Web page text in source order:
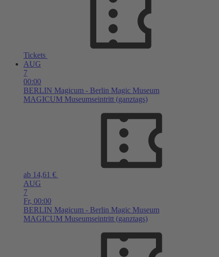
Tickets
AUG
7
00:00
BERLIN Magicum - Berlin Magic Museum
MAGICUM Museumseintritt (ganztags)
ab 14,61 €
AUG
7
Fr, 00:00
BERLIN Magicum - Berlin Magic Museum
MAGICUM Museumseintritt (ganztags)